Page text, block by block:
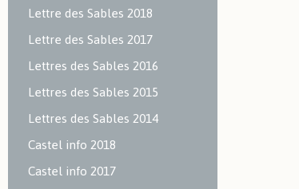
Environnement
Lettre des Sables 2018
Lettre des Sables 2017
Lettres des Sables 2016
Lettres des Sables 2015
Lettres des Sables 2014
Castel info 2018
Castel info 2017